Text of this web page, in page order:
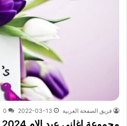
فريق الصفحة العربية 2022-03-13
0